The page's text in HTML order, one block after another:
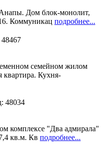
Дом блок-монолит,
Коммуникац подробнее...
семейном жилом
квартира. Кухня-
48034
комплексе "Два адмирала"
кв.м. Кв подробнее...